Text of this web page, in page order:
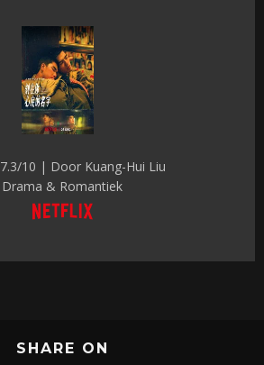
7.3/10 | Door Kuang-Hui Liu
Drama & Romantiek
SHARE ON